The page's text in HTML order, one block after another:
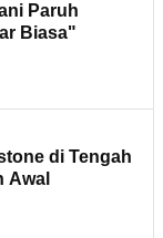
Paruh
Biasa"
di Tengah
Awal